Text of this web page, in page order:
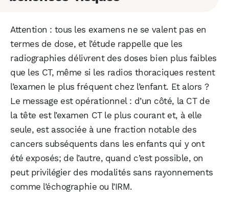
Attention : tous les examens ne se valent pas en
termes de dose, et l’étude rappelle que les
radiographies délivrent des doses bien plus faibles
que les CT, même si les radios thoraciques restent
l’examen le plus fréquent chez l’enfant. Et alors ?
Le message est opérationnel : d’un côté, la CT de
la tête est l’examen CT le plus courant et, à elle
seule, est associée à une fraction notable des
cancers subséquents dans les enfants qui y ont
été exposés; de l’autre, quand c’est possible, on
peut privilégier des modalités sans rayonnements
comme l’échographie ou l’IRM.
Facebook X LinkedIn